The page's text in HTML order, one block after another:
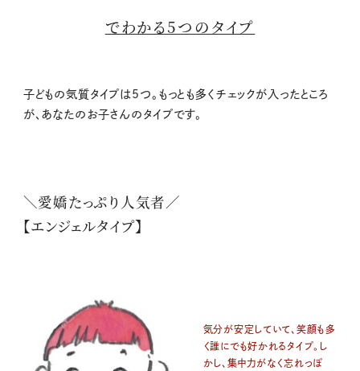
でわかる5つのタイプ
子どもの気質タイプは5つ。もっとも多くチェックが入ったところ
が、あなたのお子さんのタイプです。
＼愛嬌たっぷり人気者／
【エンジェルタイプ】
気分が安定していて、笑顔も多
く誰にでも好かれるタイプ。し
かし、集中力がなく忘れっぽ